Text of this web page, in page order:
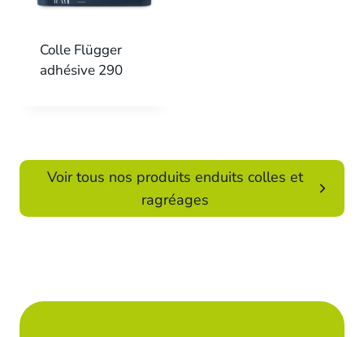
Colle Flügger
adhésive 290
Voir tous nos produits enduits colles et
ragréages